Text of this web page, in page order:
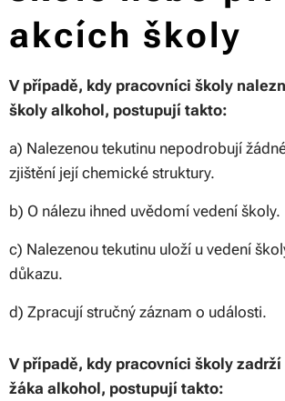
akcích školy
V případě, kdy pracovníci školy
školy alkohol, postupují takto:
a) Nalezenou tekutinu nepodrobují
zjištění její chemické struktury.
b) O nálezu ihned uvědomí vedení školy.
c) Nalezenou tekutinu uloží u vedení
důkazu.
d) Zpracují stručný záznam o události.
V případě, kdy pracovníci školy
žáka alkohol, postupují takto: